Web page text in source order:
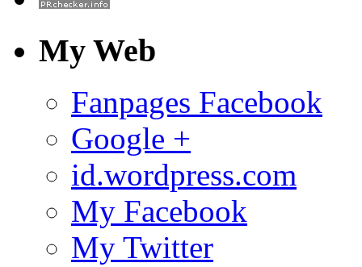
My Web
Fanpages Facebook
Google +
id.wordpress.com
My Facebook
My Twitter